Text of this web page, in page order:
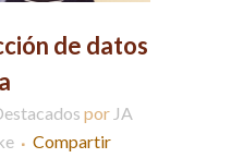
de datos
por JA
Compartir